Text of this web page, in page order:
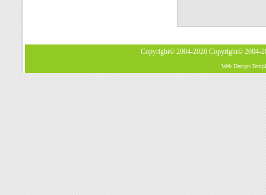
Copyright© 2004-2026 Copyright© 2004-
Web